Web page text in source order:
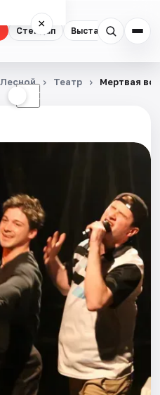
Стендап Выставки
×
☾
Театр Мертвая